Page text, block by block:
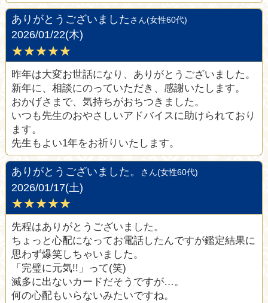
ありがとうございましたさん(女性60代)
2026/01/22(木)
★★★★★
昨年は大変お世話になり、ありがとうございました。
新年に、相談にのっていただき、感謝いたします。
おかげさまで、気持ちがおちつきました。
いつも先生のおやさしいアドバイスに助けられており
ます。
先生もよい1年をお祈りいたします。
ありがとうございました。 さん(女性60代)
2026/01/17(土)
★★★★★
先程はありがとうございました。
ちょっと心配になってお電話したんですが鑑定結果に
思わず爆笑しちゃいました。
「完璧に元気!!」って(笑)
滅多に出ないカードだそうですが…。
何の心配もいらないみたいですね。